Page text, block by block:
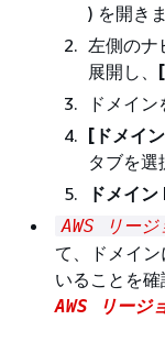
) を開きま
左側のナ
展開し、
ドメイン
[ドメイ
タブを選
ドメイン
AWS リージ
て、ドメイン
いることを確
AWS リージ